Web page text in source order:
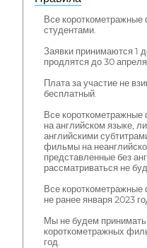
Все
студентами.
Заявки принимаются 1
продлятся до 30
Плата за участие не
бесплатный.
Все
на английском языке,
английскими
фильмы на
представленные без
рассматриваться не
Все
не ранее января 2023
Мы не будем
короткометражных
год.